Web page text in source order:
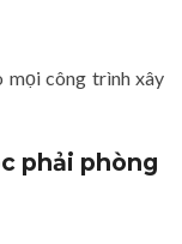
mọi công trình xây
phải phòng